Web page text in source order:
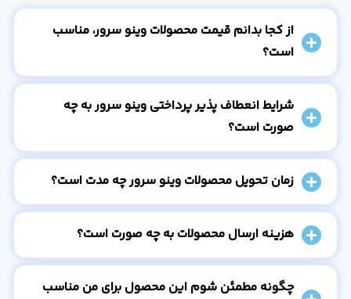
از کجا بدانم قیمت محصولات وینو سرور، مناسب
است؟
شرایط انعطاف پذیر پرداختی وینو سرور به چه
صورت است؟
زمان تحویل محصولات وینو سرور چه مدت است؟
هزینه ارسال محصولات به چه صورت است؟
چگونه مطمئن شوم این محصول برای من مناسب